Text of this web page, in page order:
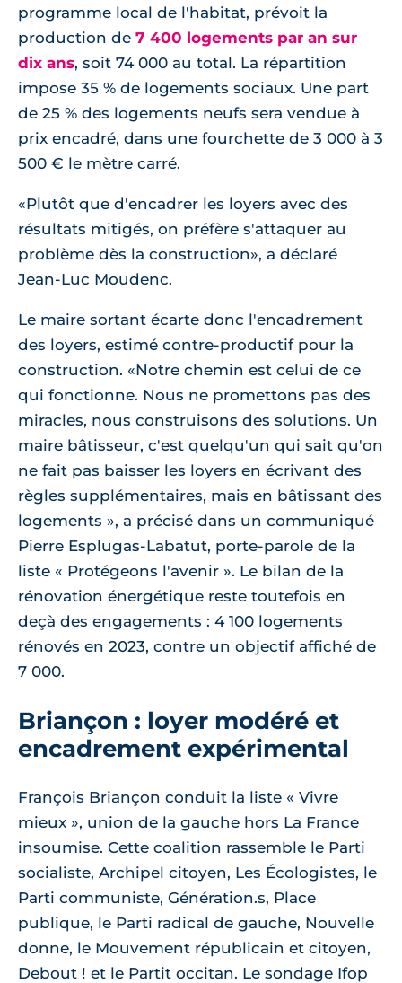
programme local de l'habitat, prévoit la
production de 7 400 logements par an sur
dix ans, soit 74 000 au total. La répartition
impose 35 % de logements sociaux. Une part
de 25 % des logements neufs sera vendue à
prix encadré, dans une fourchette de 3 000 à 3
500 € le mètre carré.
Plutôt que d'encadrer les loyers avec des
résultats mitigés, on préfère s'attaquer au
problème dès la construction , a déclaré
Jean-Luc Moudenc.
Le maire sortant écarte donc l'encadrement
des loyers, estimé contre-productif pour la
construction.
Notre chemin est celui de ce
qui fonctionne. Nous ne promettons pas des
miracles, nous construisons des solutions. Un
maire bâtisseur, c'est quelqu'un qui sait qu'on
ne fait pas baisser les loyers en écrivant des
règles supplémentaires, mais en bâtissant des
logements
, a précisé dans un communiqué
Pierre Esplugas-Labatut, porte-parole de la
liste « Protégeons l'avenir ». Le bilan de la
rénovation énergétique reste toutefois en
deçà des engagements : 4 100 logements
rénovés en 2023, contre un objectif affiché de
7 000.
Briançon : loyer modéré et
encadrement expérimental
François Briançon conduit la liste « Vivre
mieux », union de la gauche hors La France
insoumise. Cette coalition rassemble le Parti
socialiste, Archipel citoyen, Les Écologistes, le
Parti communiste, Génération.s, Place
publique, le Parti radical de gauche, Nouvelle
donne, le Mouvement républicain et citoyen,
Debout ! et le Partit occitan. Le sondage Ifop